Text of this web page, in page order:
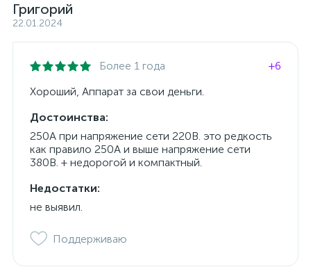
Григорий
22.01.2024
Более 1 года
+6
Хороший, Аппарат за свои деньги.
Достоинства:
250А при напряжение сети 220В. это редкость
как правило 250А и выше напряжение сети
380В. + недорогой и компактный.
Недостатки:
не выявил.
Поддерживаю